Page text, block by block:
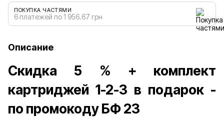
ПОКУПКА ЧАСТЯМИ
6 платежей по 1 956.67 грн
Описание
Скидка 5 % + комплект
картриджей 1-2-3 в подарок -
по промокоду БФ 23